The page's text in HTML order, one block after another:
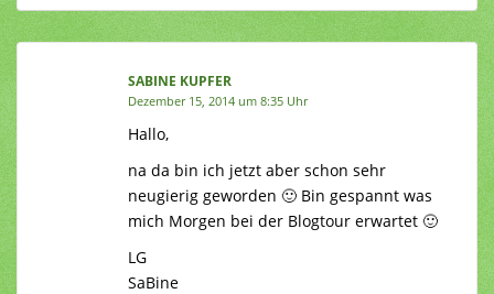
SABINE KUPFER
Dezember 15, 2014 um 8:35 Uhr
Hallo,
na da bin ich jetzt aber schon sehr
neugierig geworden 🙂 Bin gespannt was
mich Morgen bei der Blogtour erwartet 🙂
LG
SaBine